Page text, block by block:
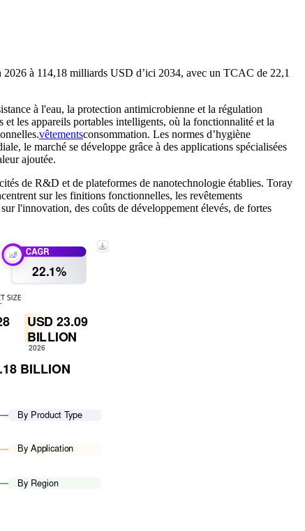
à 114,18 milliards USD d’ici 2034, avec un TCAC de 22,1
à l'eau, la protection antimicrobienne et la régulation
les appareils portables intelligents, où la fonctionnalité et la
vêtementsconsommation. Les normes d’hygiène
le marché se développe grâce à des applications spécialisées
ajoutée.
de R&D et de plateformes de nanotechnologie établies. Toray
sur les finitions fonctionnelles, les revêtements
l'innovation, des coûts de développement élevés, de fortes